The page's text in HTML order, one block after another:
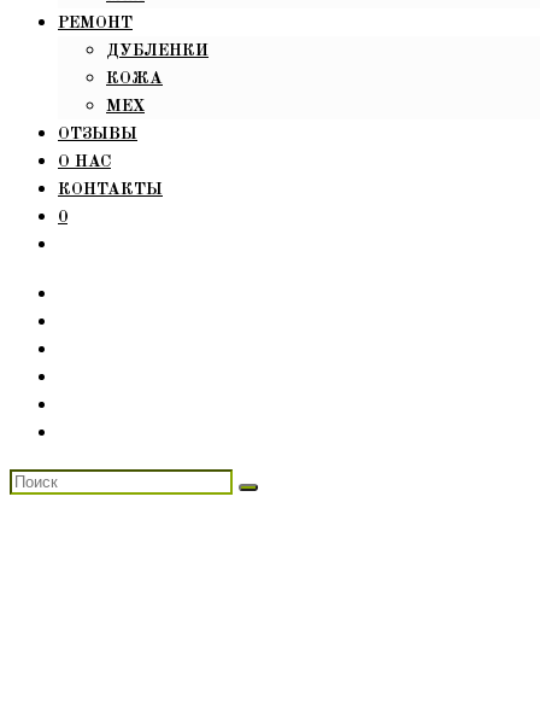
РЕМОНТ
ДУБЛЕНКИ
КОЖА
МЕХ
ОТЗЫВЫ
О НАС
КОНТАКТЫ
0